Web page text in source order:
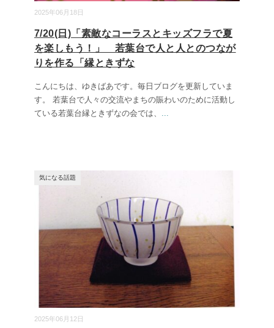
2025年06月18日
7/20(日)「素敵なコーラスとキッズフラで夏
を楽しもう！」 若葉台で人と人とのつなが
りを作る「縁ときずな
こんにちは、ゆきばあです。毎日ブログを更新していま
す。 若葉台で人々の交流やまちの賑わいのために活動し
ている若葉台縁ときずなの会では、 ...
2025年06月12日
気になる話題